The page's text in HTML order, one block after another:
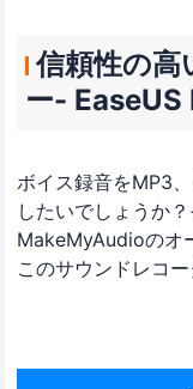
信頼性の高
ー-
ボイス録音をMP3
したいでしょうか
MakeMyAudioのオ
このサウンドレコ